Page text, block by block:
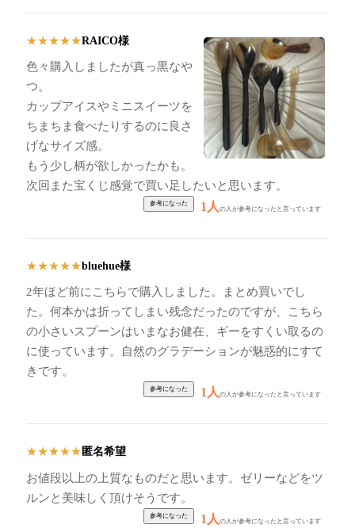
★★★★★RAICO様
色々購入しましたが真っ黒なや
つ。
カップアイスやミニスイーツを
ちまちま食べたりするのに良さ
げなサイズ感。
もう少し柄が欲しかったかも。
次回また宝くじ感覚で買い足したいと思います。
1人の人が参考になったと言っています
★★★★★bluehue様
2年ほど前にこちらで購入しました。まとめ買いでし
た。何本かは折ってしまい残念だったのですが、こちら
の小さいスプーンはいまなお健在、ギーをすくい取るの
に使っています。自然のグラデーションが魅惑的にすて
きです。
1人の人が参考になったと言っています
★★★★★ 匿名希望
お値段以上の上質なものだと思います。ゼリーなどをツ
ルンと美味しく頂けそうです。
1人の人が参考になったと言っています